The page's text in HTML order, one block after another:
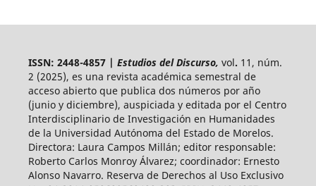
ISSN: 2448-4857 | Estudios del Discurso, vol. 11, núm.
2 (2025), es una revista académica semestral de
acceso abierto que publica dos números por año
(junio y diciembre), auspiciada y editada por el Centro
Interdisciplinario de Investigación en Humanidades
de la Universidad Autónoma del Estado de Morelos.
Directora: Laura Campos Millán; editor responsable:
Roberto Carlos Monroy Álvarez; coordinador: Ernesto
Alonso Navarro. Reserva de Derechos al Uso Exclusivo